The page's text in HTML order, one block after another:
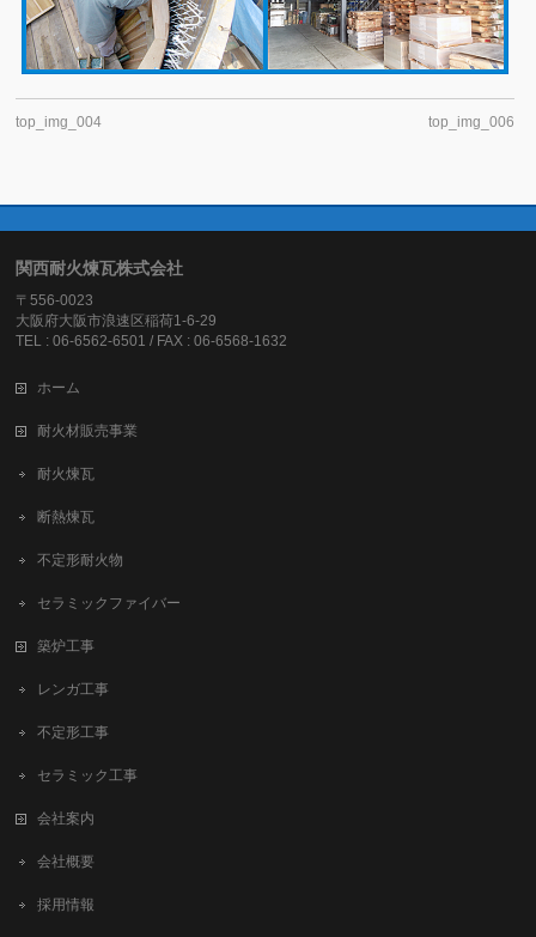
top_img_004 top_img_006
関西耐火煉瓦株式会社
〒556-0023
大阪府大阪市浪速区稲荷1-6-29
TEL : 06-6562-6501 / FAX : 06-6568-1632
ホーム
耐火材販売事業
耐火煉瓦
断熱煉瓦
不定形耐火物
セラミックファイバー
築炉工事
レンガ工事
不定形工事
セラミック工事
会社案内
会社概要
採用情報